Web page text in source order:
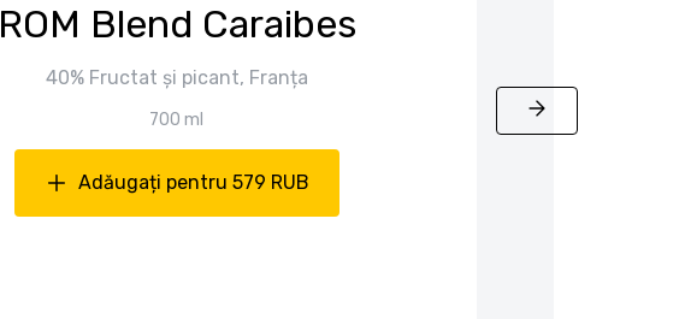
ROM Blend Caraibes
40% Fructat și picant, Franța
700 ml
Adăugați pentru 579 RUB